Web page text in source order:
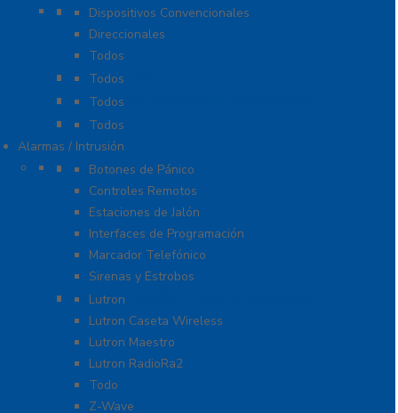
Paneles de Incendio
Dispositivos Convencionales
Direccionales
Todos
Probadores
Todos
Protección Contra Sobretensiones
Todos
Cables
Todos
Alarmas / Intrusión
Accesorios
Botones de Pánico
Controles Remotos
Estaciones de Jalón
Interfaces de Programación
Marcador Telefónico
Sirenas y Estrobos
Automatización – Casa Inteligente
Lutron
Lutron Caseta Wireless
Lutron Maestro
Lutron RadioRa2
Todo
Z-Wave